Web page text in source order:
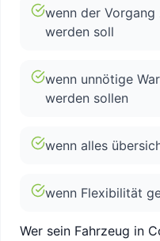
wenn der
werden soll
wenn unnötige
werden sollen
wenn alles
wenn Flexibilität
Wer sein Fahrzeug in